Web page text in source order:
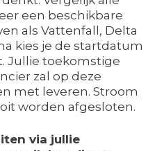
een beschikbare
als Vattenfall, Delta
kies je de startdatum
Jullie toekomstige
zal op deze
met leveren. Stroom
worden afgesloten.
via jullie